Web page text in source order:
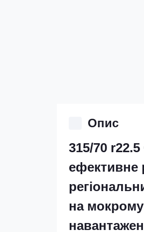
Опис
315/70
ефективне
на мокрому